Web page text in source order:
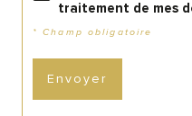
traitement de mes
* Champ obligatoire
Envoyer